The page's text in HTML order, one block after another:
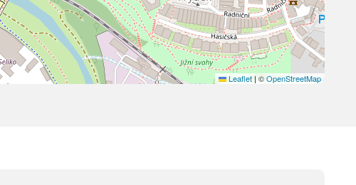
Leaflet | ©OpenStreetMap